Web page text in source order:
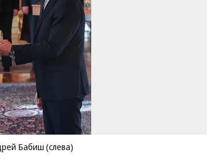
Бабиш (слева)